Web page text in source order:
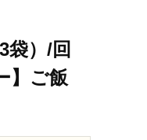
袋）/回
】ご飯